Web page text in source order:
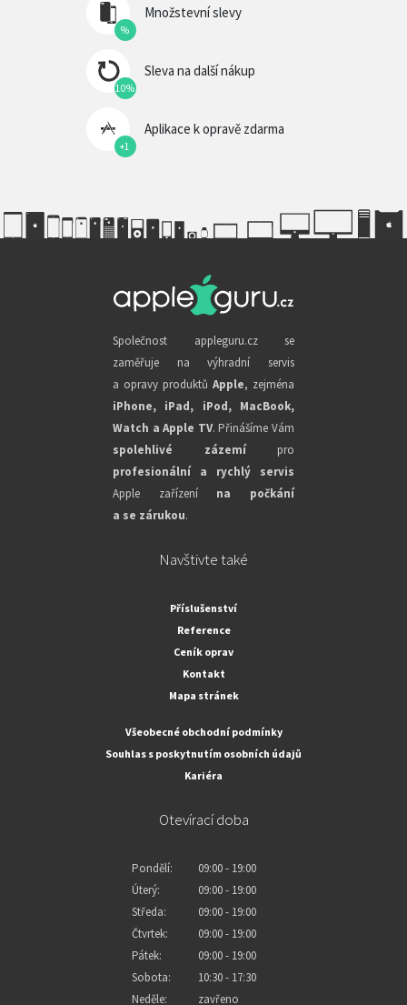
%
Množstevní slevy
10%
Sleva na další nákup
+1
Aplikace k opravě zdarma
Společnost appleguru.cz se
zaměřuje na výhradní servis
a opravy produktů Apple, zejména
iPhone, iPad, iPod, MacBook,
Watch a Apple TV. Přinášíme Vám
spolehlivé zázemípro
profesionální a rychlý servis
Apple zařízení na počkání
a se zárukou.
Navštivte také
Příslušenství
Reference
Ceník oprav
Kontakt
Mapa stránek
Všeobecné obchodní podmínky
Souhlas s poskytnutím osobních údajů
Kariéra
Otevírací doba
Pondělí:
09:00 - 19:00
Úterý:
09:00 - 19:00
Středa:
09:00 - 19:00
Čtvrtek:
09:00 - 19:00
Pátek:
09:00 - 19:00
Sobota:
10:30 - 17:30
Neděle:
zavřeno